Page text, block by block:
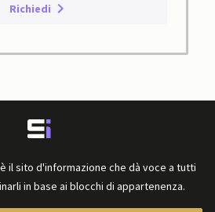
Richiedi
il sito d'informazione che dà voce a tutti
in base ai blocchi di appartenenza.